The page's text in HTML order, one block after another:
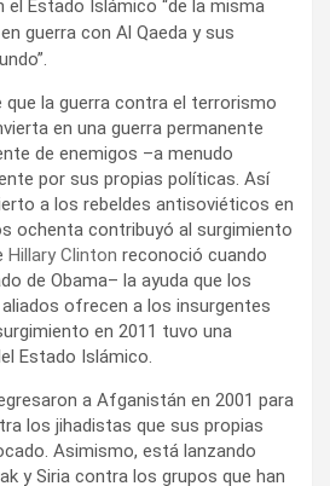
el Estado Islámico “de la misma
guerra con Al Qaeda y sus
que la guerra contra el terrorismo
en una guerra permanente
de enemigos –a menudo
por sus propias políticas. Así
a los rebeldes antisoviéticos en
ochenta contribuyó al surgimiento
Hillary Clinton reconoció cuando
de Obama– la ayuda que los
ofrecen a los insurgentes
en 2011 tuvo una
Estado Islámico.
a Afganistán en 2001 para
los jihadistas que sus propias
Asimismo, está lanzando
y Siria contra los grupos que han